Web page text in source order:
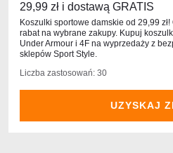
29,99 zł i dostawą GRATIS
Koszulki sportowe damskie od 29,99
rabat na wybrane zakupy. Kupuj
Under Armour i 4F na wyprzedaży z
sklepów Sport Style.
Liczba zastosowań: 30
UZYSKAJ